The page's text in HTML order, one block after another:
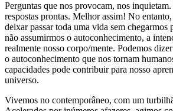
Perguntas que nos provocam, nos
respostas prontas. Melhor assim! No
deixar passar toda uma vida sem chegarmos
não assumirmos o autoconhecimento, a
realmente nosso corpo/mente. Podemos
o autoconhecimento que nos tornam
capacidades pode contribuir para nosso
universo.
Vivemos no contemporâneo, com um